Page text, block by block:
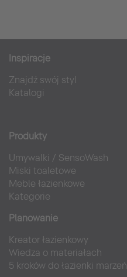
Inspiracje
Znajdź swój styl
Katalogi
Produkty
Umywalki / SensoWash
Miski toaletowe
Meble łazienkowe
Kategorie
Planowanie
Kreator łazienkowy
Wiedza o materiałach
5 kroków do łazienki marzeń